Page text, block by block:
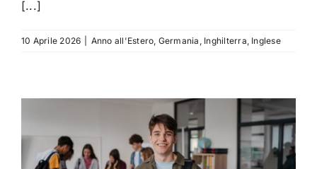
[...]
10 Aprile 2026 Anno all'Estero, Germania , Inghilterra, Inglese